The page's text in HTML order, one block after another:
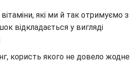
які ми й так отримуємо з
відкладається у вигляді
користь якого не довело жодне